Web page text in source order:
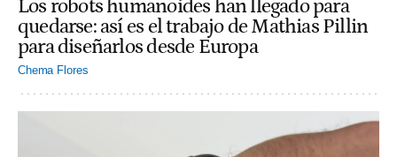
Los robots humanoides han llegado para
quedarse: así es el trabajo de Mathias Pillin
para diseñarlos desde Europa
Chema Flores